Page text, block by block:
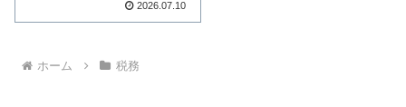
2026.07.10
ホーム 税務